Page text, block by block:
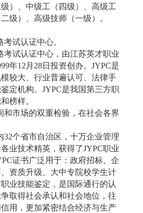
）、中级工（四级）、高级工
级）、高级技师（一级）。
试认证中心。
考试认证中心，由江苏英才职业
年12 月 28日投资创办。 JYPC是
较大、行业普遍认可、法律手
定机构。 JYPC是我国第三方职
榜样。
和市场的双重检验，在社会各界
32个省市自治区，十万企业管理
业技术精英，获得了JYPC职业
证书广泛用于：政府招标、企
资质升级、大中专院校学生计
业技能鉴定，是国际通行的认
取得社会承认和社会地位，往
用，更加紧密结合经济与生产